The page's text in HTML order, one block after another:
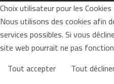
Choix utilisateur pour les Cookies
Nous utilisons des cookies afin
services possibles. Si vous
site web pourrait ne pas
Tout accepter
Tout